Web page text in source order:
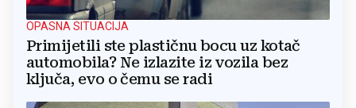
OPASNA SITUACIJA
Primijetili ste plastičnu bocu uz kotač
automobila? Ne izlazite iz vozila bez
ključa, evo o čemu se radi